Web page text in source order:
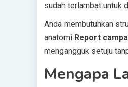
sudah terlambat untuk
Anda membutuhkan
anatomi Report
mengangguk setuju
Mengapa